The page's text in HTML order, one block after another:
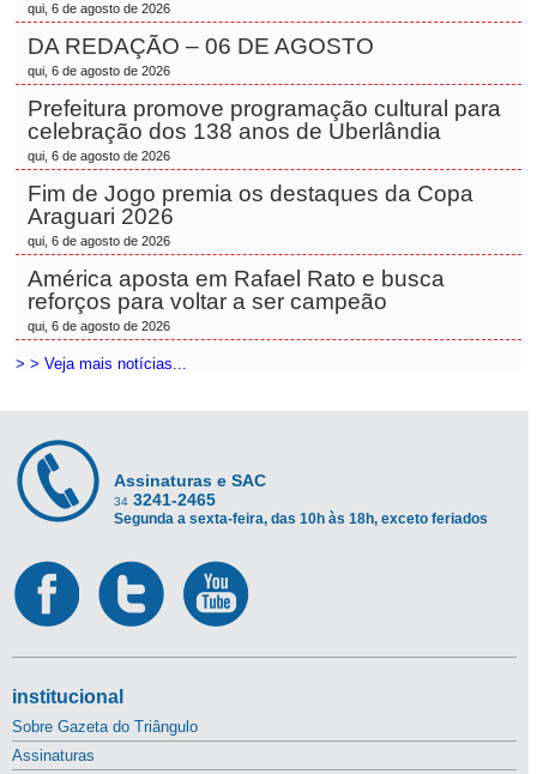
qui, 6 de agosto de 2026
DA REDAÇÃO – 06 DE AGOSTO
qui, 6 de agosto de 2026
Prefeitura promove programação cultural para
celebração dos 138 anos de Uberlândia
qui, 6 de agosto de 2026
Fim de Jogo premia os destaques da Copa
Araguari 2026
qui, 6 de agosto de 2026
América aposta em Rafael Rato e busca
reforços para voltar a ser campeão
qui, 6 de agosto de 2026
> > Veja mais notícias...
Assinaturas e SAC
34 3241-2465
Segunda a sexta-feira, das 10h às 18h, exceto feriados
institucional
Sobre Gazeta do Triângulo
Assinaturas